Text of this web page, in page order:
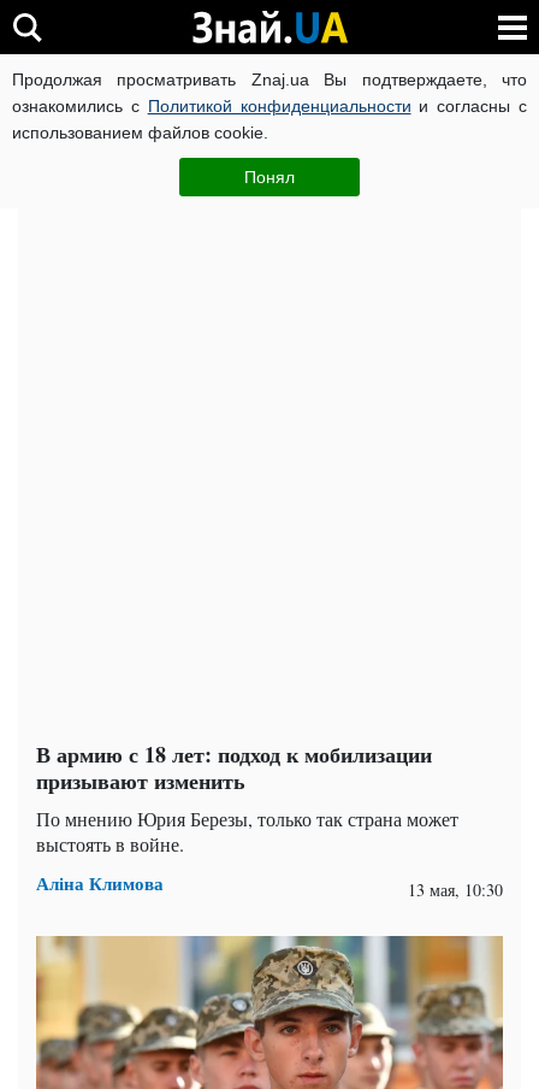
Продолжая просматривать Znaj.ua Вы подтверждаете, что
ознакомились с Политикой конфиденциальности и согласны с
использованием файлов cookie.
Понял
ВОЙНА РОССИИ ПРОТИВ УКРАИНЫ КОРОНАВИРУС В
ЧИТАТИ УКРАЇНСЬКОЮ
В армию с 18 лет: подход к мобилизации
призывают изменить
По мнению Юрия Березы, только так страна может
выстоять в войне.
Аліна Климова 13 мая, 10:30